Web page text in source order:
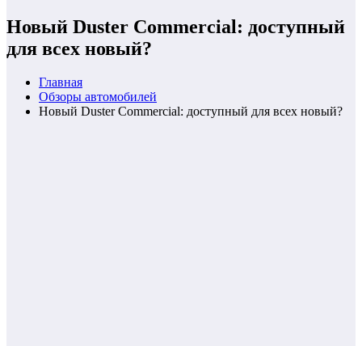
Новый Duster Commercial: доступный
для всех новый?
Главная
Обзоры автомобилей
Новый Duster Commercial: доступный для всех новый?